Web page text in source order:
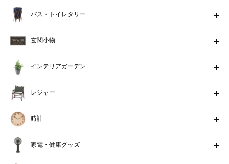
バス・トイレタリー
玄関小物
インテリアガーデン
レジャー
時計
家電・健康グッズ